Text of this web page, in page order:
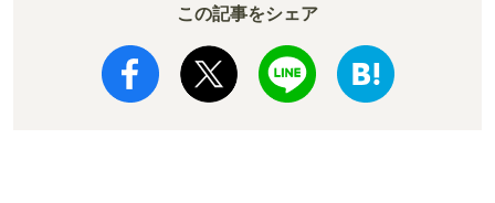
この記事をシェア